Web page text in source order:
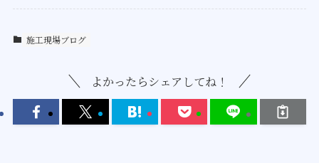
施工現場ブログ
よかったらシェアしてね！